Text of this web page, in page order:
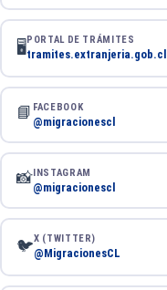
🖥️PORTAL DE TRÁMITES
tramites.extranjeria.gob.cl
📘 FACEBOOK
@migracionescl
📸INSTAGRAM
@migracionescl
🐦X (TWITTER)
@MigracionesCL